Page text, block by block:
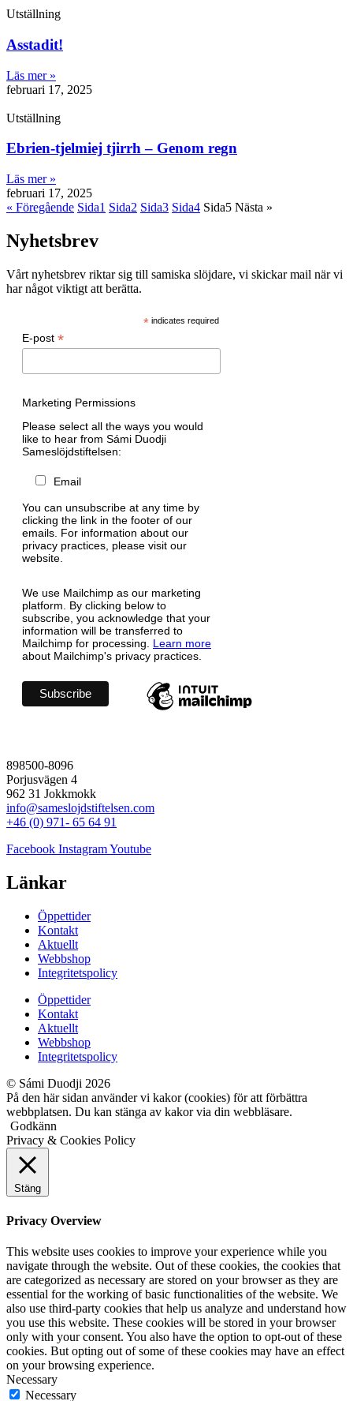
Utställning
Asstadit!
Läs mer »
februari 17, 2025
Utställning
Ebrien-tjelmiej tjirrh – Genom regn
Läs mer »
februari 17, 2025
« Föregående Sida1 Sida2 Sida3 Sida4 Sida5 Nästa »
Nyhetsbrev
Vårt nyhetsbrev riktar sig till samiska slöjdare, vi skickar mail när vi
har något viktigt att berätta.
*indicates required
E-post *
Marketing Permissions
Please select all the ways you would
like to hear from Sámi Duodji
Sameslöjdstiftelsen:
Email
You can unsubscribe at any time by
clicking the link in the footer of our
emails. For information about our
privacy practices, please visit our
website.
We use Mailchimp as our marketing
platform. By clicking below to
subscribe, you acknowledge that your
information will be transferred to
Mailchimp for processing. Learn more
about Mailchimp's privacy practices.
898500-8096
Porjusvägen 4
962 31 Jokkmokk
info@sameslojdstiftelsen.com
+46 (0) 971- 65 64 91
Facebook InstagramYoutube
Länkar
Öppettider
Kontakt
Aktuellt
Webbshop
Integritetspolicy
Öppettider
Kontakt
Aktuellt
Webbshop
Integritetspolicy
© Sámi Duodji 2026
På den här sidan använder vi kakor (cookies) för att förbättra
webbplatsen. Du kan stänga av kakor via din webbläsare.
Godkänn
Privacy & Cookies Policy
Stäng
Privacy Overview
This website uses cookies to improve your experience while you
navigate through the website. Out of these cookies, the cookies that
are categorized as necessary are stored on your browser as they are
essential for the working of basic functionalities of the website. We
also use third-party cookies that help us analyze and understand how
you use this website. These cookies will be stored in your browser
only with your consent. You also have the option to opt-out of these
cookies. But opting out of some of these cookies may have an effect
on your browsing experience.
Necessary
Necessary